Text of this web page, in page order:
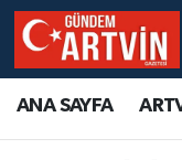
ANA SAYFA